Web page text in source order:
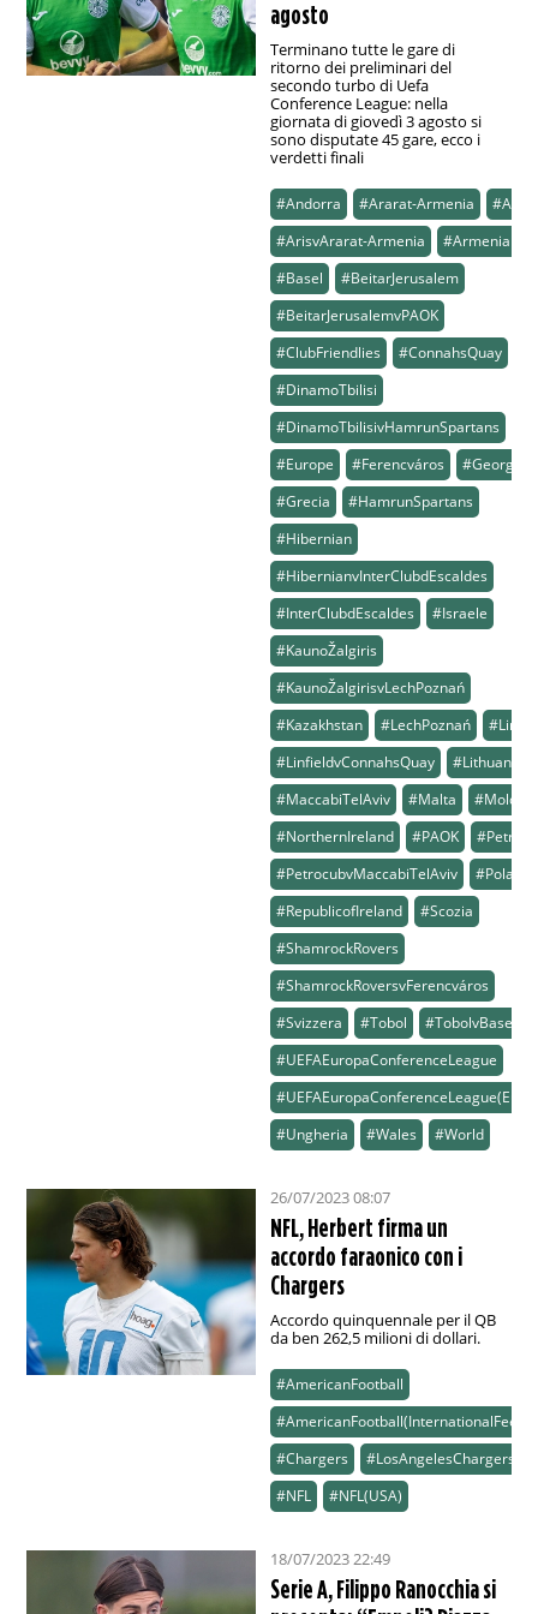
agosto
Terminano tutte le gare di
ritorno dei preliminari del
secondo turbo di Uefa
Conference League: nella
giornata di giovedì 3 agosto si
sono disputate 45 gare, ecco i
verdetti finali
#Andorra #Ararat-Armenia
#Aris
#ArisvArarat-Armenia
#Armenia
#Basel
#BeitarJerusalem
#BeitarJerusalemvPAOK
#ClubFriendlies
#ConnahsQuay
#DinamoTbilisi
#DinamoTbilisivHamrunSpartans
#Europe
#Ferencváros
#Georgia
#Grecia
#HamrunSpartans
#Hibernian
#HibernianvInterClubdEscaldes
#InterClubdEscaldes
#Israele
#KaunoŽalgiris
#KaunoŽalgirisvLechPoznań
#Kazakhstan
#LechPoznań
#LinfieldvConnahsQuay
#Lithuania
#MaccabiTelAviv
#Malta
#NorthernIreland
#PAOK
#PetrocubvMaccabiTelAviv
#Poland
#RepublicofIreland
#Scozia
#ShamrockRovers
#ShamrockRoversvFerencváros
#Svizzera
#Tobol
#TobolvBasel
#UEFAEuropaConferenceLeague
#Ungheria
#Wales #World
26/07/2023 08:07
NFL, Herbert firma un
accordo faraonico con i
Chargers
Accordo quinquennale per il QB
da ben 262,5 milioni di dollari.
#AmericanFootball
#AmericanFootball(InternationalFeed)
#Chargers
#LosAngelesChargers
#NFL
#NFL(USA)
18/07/2023 22:49
Serie A, Filippo Ranocchia si